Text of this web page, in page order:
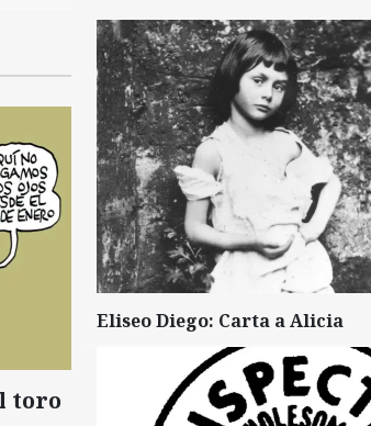
toro
Eliseo Diego: Carta a Alicia